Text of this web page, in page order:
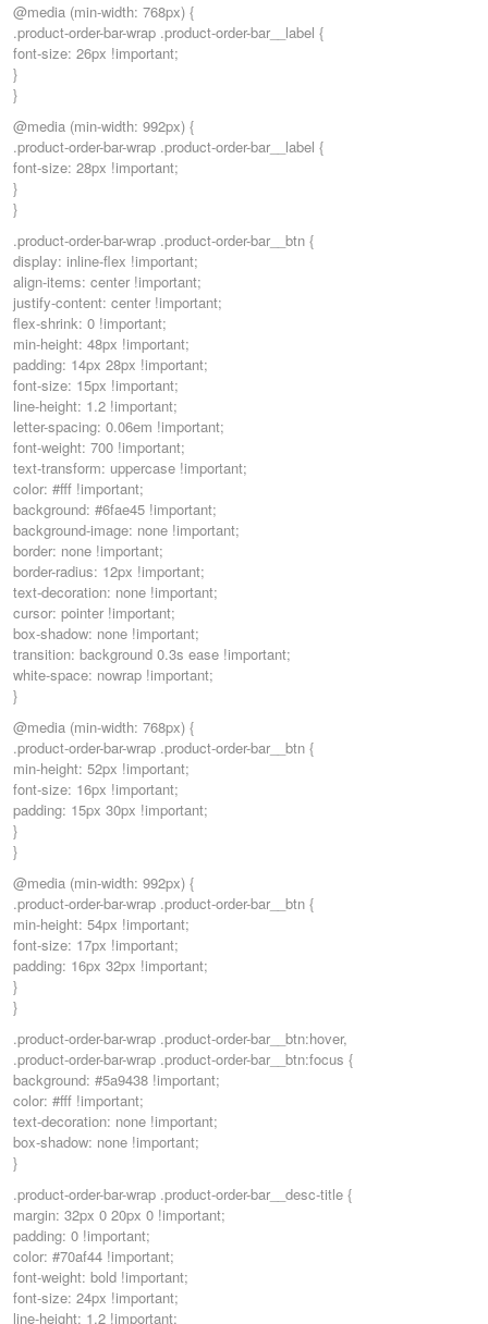
@media (min-width: 768px) {
.product-order-bar-wrap .product-order-bar__label {
font-size: 26px !important;
}
}
@media (min-width: 992px) {
.product-order-bar-wrap .product-order-bar__label {
font-size: 28px !important;
}
}
.product-order-bar-wrap .product-order-bar__btn {
display: inline-flex !important;
align-items: center !important;
justify-content: center !important;
flex-shrink: 0 !important;
min-height: 48px !important;
padding: 14px 28px !important;
font-size: 15px !important;
line-height: 1.2 !important;
letter-spacing: 0.06em !important;
font-weight: 700 !important;
text-transform: uppercase !important;
color: #fff !important;
background: #6fae45 !important;
background-image: none !important;
border: none !important;
border-radius: 12px !important;
text-decoration: none !important;
cursor: pointer !important;
box-shadow: none !important;
transition: background 0.3s ease !important;
white-space: nowrap !important;
}
@media (min-width: 768px) {
.product-order-bar-wrap .product-order-bar__btn {
min-height: 52px !important;
font-size: 16px !important;
padding: 15px 30px !important;
}
}
@media (min-width: 992px) {
.product-order-bar-wrap .product-order-bar__btn {
min-height: 54px !important;
font-size: 17px !important;
padding: 16px 32px !important;
}
}
.product-order-bar-wrap .product-order-bar__btn:hover,
.product-order-bar-wrap .product-order-bar__btn:focus {
background: #5a9438 !important;
color: #fff !important;
text-decoration: none !important;
box-shadow: none !important;
}
.product-order-bar-wrap .product-order-bar__desc-title {
margin: 32px 0 20px 0 !important;
padding: 0 !important;
color: #70af44 !important;
font-weight: bold !important;
font-size: 24px !important;
line-height: 1.2 !important;